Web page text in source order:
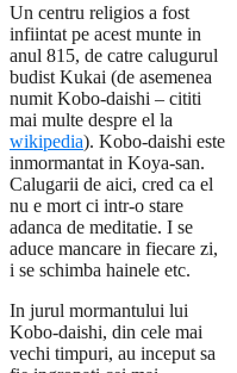
Un centru religios a fost
infiintat pe acest munte in
anul 815, de catre calugurul
budist Kukai (de asemenea
numit Kobo-daishi – cititi
mai multe despre el la
wikipedia). Kobo-daishi este
inmormantat in Koya-san.
Calugarii de aici, cred ca el
nu e mort ci intr-o stare
adanca de meditatie. I se
aduce mancare in fiecare zi,
i se schimba hainele etc.
In jurul mormantului lui
Kobo-daishi, din cele mai
vechi timpuri, au inceput sa